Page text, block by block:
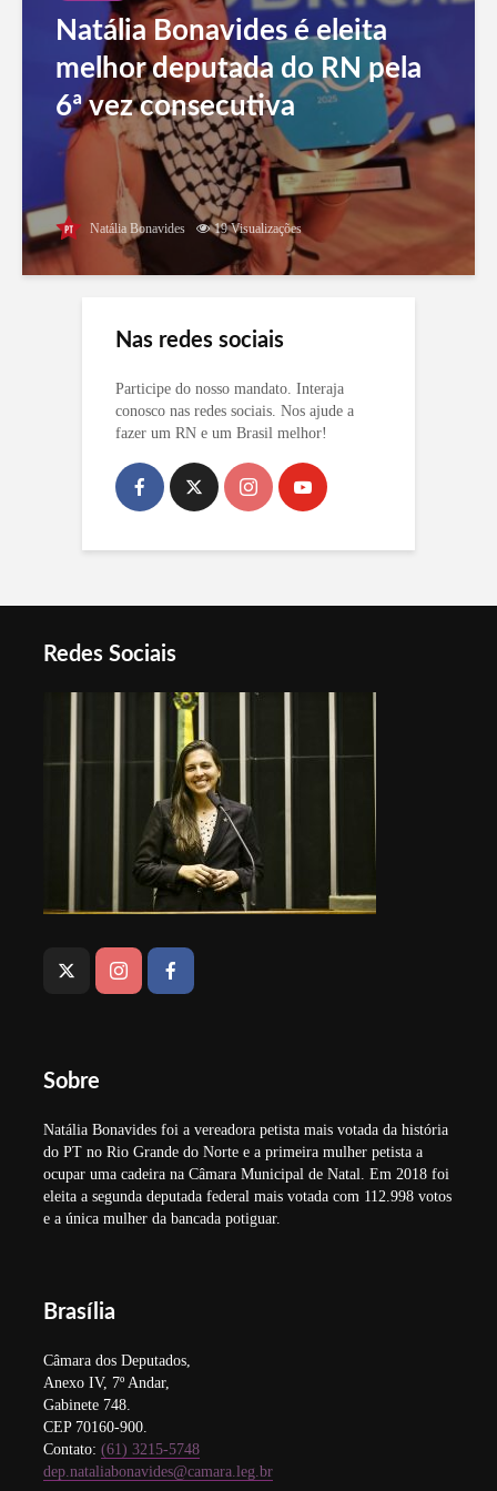
Natália Bonavides é eleita
melhor deputada do RN pela
6ª vez consecutiva
Natália Bonavides 19 Visualizações
Nas redes sociais
Participe do nosso mandato. Interaja
conosco nas redes sociais. Nos ajude a
fazer um RN e um Brasil melhor!
Redes Sociais
Sobre
Natália Bonavides foi a vereadora petista mais votada da história
do PT no Rio Grande do Norte e a primeira mulher petista a
ocupar uma cadeira na Câmara Municipal de Natal. Em 2018 foi
eleita a segunda deputada federal mais votada com 112.998 votos
e a única mulher da bancada potiguar.
Brasília
Câmara dos Deputados,
Anexo IV, 7º Andar,
Gabinete 748.
CEP 70160-900.
Contato: (61) 3215-5748
dep.nataliabonavides@camara.leg.br